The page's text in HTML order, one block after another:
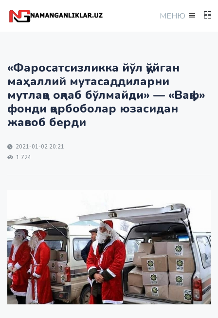
МEНЮ
«Фаросатсизликка йўл қўйган
маҳаллий мутасаддиларни
мутлақо оқлаб бўлмайди» — «Вақф»
фонди қорбоболар юзасидан
жавоб берди
2021-01-02 20:21
1 724